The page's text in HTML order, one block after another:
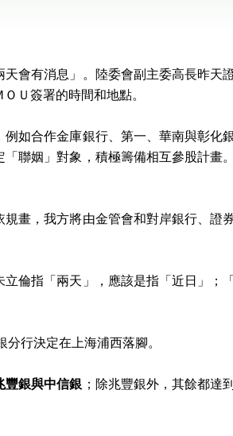
會有消息」。陸委會副主委高長昨天
Ｕ簽署的時間和地點。
如合作金庫銀行、第一、華南與彰化
聯姻」對象，積極籌備相互參股計畫
畫，我方將由金管會和對岸銀行、證
倫指「兩天」，應該是指「近日」；
行決定在上海浦西落腳。
豐銀與中信銀 ；除兆豐銀外，其餘都達